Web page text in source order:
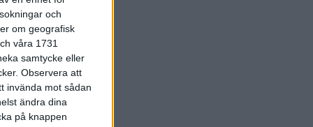
och
om geografisk
våra 1731
samtycke eller
Observera att
invända mot sådan
ändra dina
på knappen